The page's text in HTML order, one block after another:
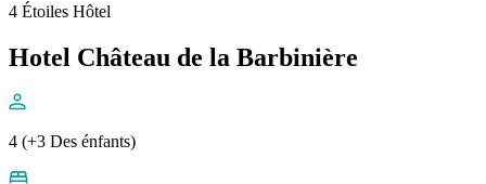
4 Étoiles Hôtel
Hotel Château de la Barbinière
4 (+3 Des énfants)